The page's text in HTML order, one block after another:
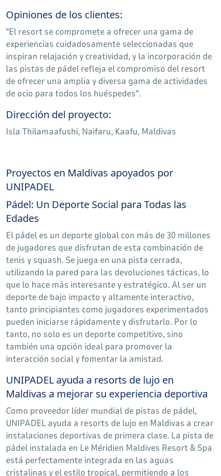
Opiniones de los clientes:
"El resort se compromete a ofrecer una gama de
experiencias cuidadosamente seleccionadas que
inspiran relajación y creatividad, y la incorporación de
las pistas de pádel refleja el compromiso del resort
de ofrecer una amplia y diversa gama de actividades
de ocio para todos los huéspedes".
Dirección del proyecto:
Isla Thilamaafushi, Naifaru, Kaafu, Maldivas
Proyectos en Maldivas apoyados por
UNIPADEL
Pádel: Un Deporte Social para Todas las
Edades
El pádel es un deporte global con más de 30 millones
de jugadores que disfrutan de esta combinación de
tenis y squash. Se juega en una pista cerrada,
utilizando la pared para las devoluciones tácticas, lo
que lo hace más interesante y estratégico. Al ser un
deporte de bajo impacto y altamente interactivo,
tanto principiantes como jugadores experimentados
pueden iniciarse rápidamente y disfrutarlo. Por lo
tanto, no solo es un deporte competitivo, sino
también una opción ideal para promover la
interacción social y fomentar la amistad.
UNIPADEL ayuda a resorts de lujo en
Maldivas a mejorar su experiencia deportiva
Como proveedor líder mundial de pistas de pádel,
UNIPADEL ayuda a resorts de lujo en Maldivas a crear
instalaciones deportivas de primera clase. La pista de
pádel instalada en Le Méridien Maldives Resort & Spa
está perfectamente integrada en las aguas
cristalinas y el estilo tropical, permitiendo a los